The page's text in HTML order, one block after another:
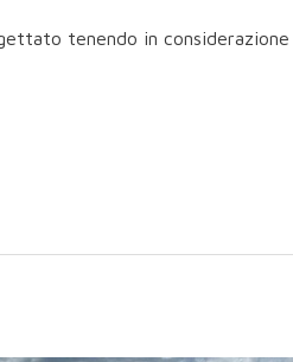
tenendo in